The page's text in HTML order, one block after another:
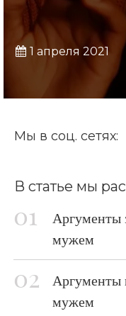
1 апреля 2021
Мы в соц. сетях:
В статье мы
Аргументы
мужем
мужем